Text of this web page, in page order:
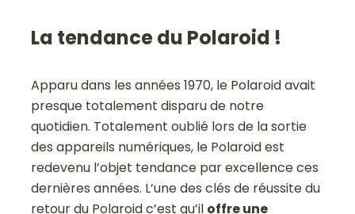
La tendance du Polaroid !
Apparu dans les années 1970, le Polaroid avait
presque totalement disparu de notre
quotidien. Totalement oublié lors de la sortie
des appareils numériques, le Polaroid est
redevenu l’objet tendance par excellence ces
dernières années. L’une des clés de réussite du
retour du Polaroid c’est qu’il offre une